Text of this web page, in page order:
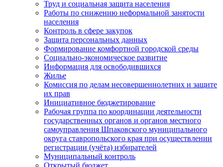
Труд и социальная защита населения
Работы по снижению неформальной занятости
населения
Контроль в сфере закупок
Защита персональных данных
Формирование комфортной городской среды
Социально-экономическое развитие
Информация для освободившихся
Жилье
Комиссия по делам несовершеннолетних и защите
их прав
Инициативное бюджетирование
Рабочая группа по координации деятельности
государственных органов и органов местного
самоуправления Шпаковского муниципального
округа ставропольского края при осуществлении
регистрации (учёта) избирателей
Муниципальный контроль